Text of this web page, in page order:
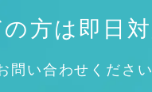
方は即日対
問い合わせください